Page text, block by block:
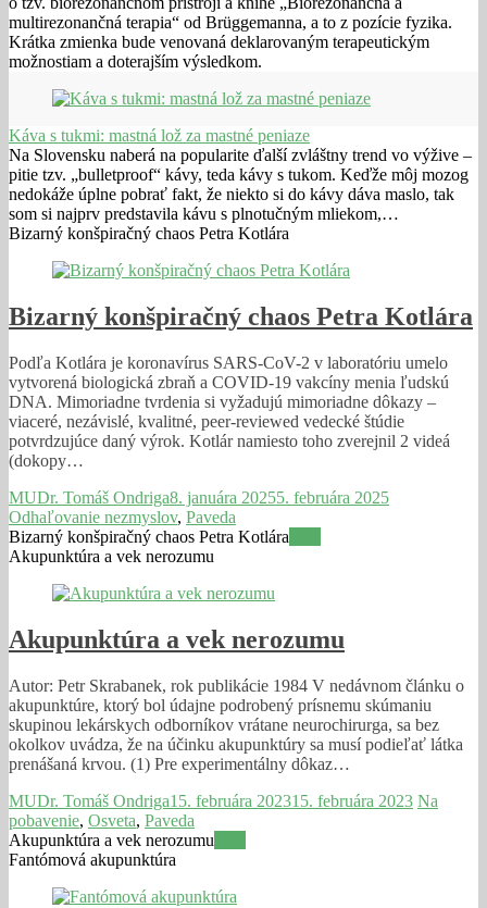
multirezonančná terapia“ od Brüggemanna, a to z pozície fyzika.
Krátka zmienka bude venovaná deklarovaným terapeutickým
možnostiam a doterajším výsledkom.
Káva s tukmi: mastná lož za mastné peniaze
Na Slovensku naberá na popularite ďalší zvláštny trend vo výžive –
pitie tzv. „bulletproof“ kávy, teda kávy s tukom. Keďže môj mozog
nedokáže úplne pobrať fakt, že niekto si do kávy dáva maslo, tak
som si najprv predstavila kávu s plnotučným mliekom,…
Bizarný konšpiračný chaos Petra Kotlára
Bizarný konšpiračný chaos Petra Kotlára
Podľa Kotlára je koronavírus SARS-CoV-2 v laboratóriu umelo
vytvorená biologická zbraň a COVID-19 vakcíny menia ľudskú
DNA. Mimoriadne tvrdenia si vyžadujú mimoriadne dôkazy –
viaceré, nezávislé, kvalitné, peer-reviewed vedecké štúdie
potvrdzujúce daný výrok. Kotlár namiesto toho zverejnil 2 videá
(dokopy…
MUDr. Tomáš Ondriga8. januára 20255. februára 2025
Odhaľovanie nezmyslov, Paveda
Bizarný konšpiračný chaos Petra Kotlára
Akupunktúra a vek nerozumu
Akupunktúra a vek nerozumu
Autor: Petr Skrabanek, rok publikácie 1984 V nedávnom článku o
akupunktúre, ktorý bol údajne podrobený prísnemu skúmaniu
skupinou lekárskych odborníkov vrátane neurochirurga, sa bez
okolkov uvádza, že na účinku akupunktúry sa musí podieľať látka
prenášaná krvou. (1) Pre experimentálny dôkaz…
MUDr. Tomáš Ondriga15. februára 202315. februára 2023 Na
pobavenie, Osveta, Paveda
Akupunktúra a vek nerozumu
Fantómová akupunktúra